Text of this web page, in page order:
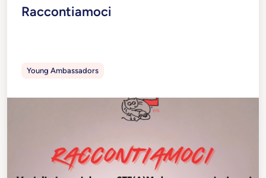
Raccontiamoci
Young Ambassadors